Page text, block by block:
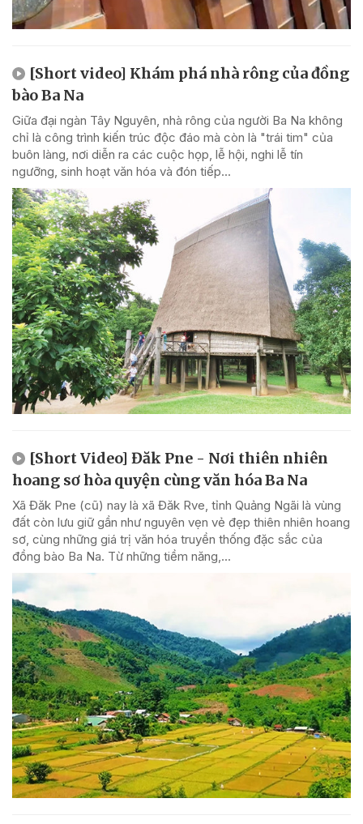
[Short video] Khám phá nhà rông của đồng
bào Ba Na
Giữa đại ngàn Tây Nguyên, nhà rông của người Ba Na không
chỉ là công trình kiến trúc độc đáo mà còn là "trái tim" của
buôn làng, nơi diễn ra các cuộc họp, lễ hội, nghi lễ tín
ngưỡng, sinh hoạt văn hóa và đón tiếp...
[Short Video] Đăk Pne - Nơi thiên nhiên
hoang sơ hòa quyện cùng văn hóa Ba Na
Xã Đăk Pne (cũ) nay là xã Đăk Rve, tỉnh Quảng Ngãi là vùng
đất còn lưu giữ gần như nguyên vẹn vẻ đẹp thiên nhiên hoang
sơ, cùng những giá trị văn hóa truyền thống đặc sắc của
đồng bào Ba Na. Từ những tiềm năng,...